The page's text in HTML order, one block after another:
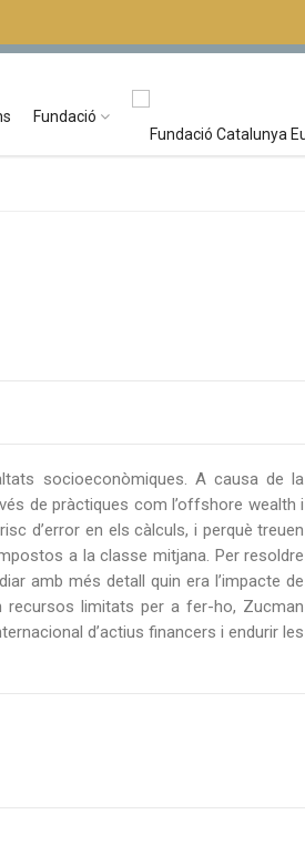
Fundació
socioeconòmiques. A causa de la
de pràctiques com l’offshore wealth i
d’error en els càlculs, i perquè treuen
a la classe mitjana. Per resoldre
amb més detall quin era l’impacte de
limitats per a fer-ho, Zucman
d’actius financers i endurir les